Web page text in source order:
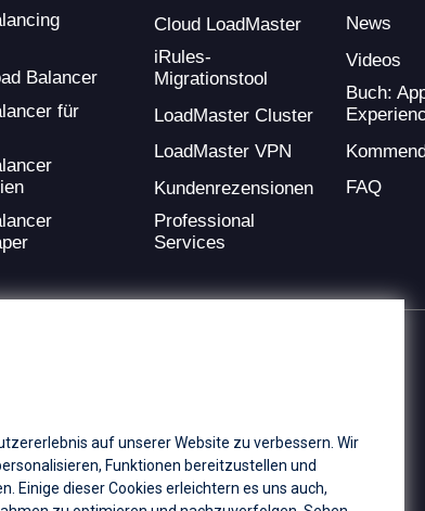
Balancer
für
Cloud LoadMaster
iRules-
Migrationstool
LoadMaster Cluster
LoadMaster VPN
Kundenrezensionen
Professional
Services
News
Videos
Buch:
FAQ
and digital experience technologies.
Offices
auf unserer Website zu verbessern. Wir
Funktionen bereitzustellen und
Einige dieser Cookies erleichtern es uns auch,